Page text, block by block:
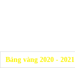
Bảng vàng 2020 - 2021